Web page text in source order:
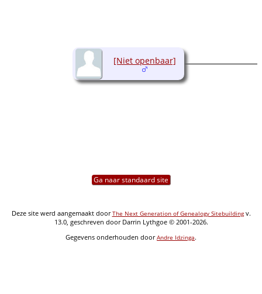
[Niet openbaar]
Ga naar standaard site
Deze site werd aangemaakt doorThe Next Generation of Genealogy Sitebuildingv.
13.0, geschreven door Darrin Lythgoe © 2001-2026.
Gegevens onderhouden doorAndre Idzinga.